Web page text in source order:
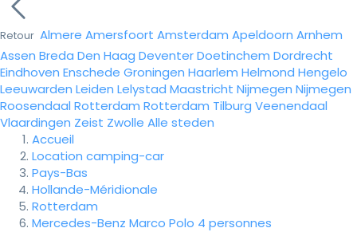
Retour Almere Amersfoort Amsterdam Apeldoorn Arnhem
Assen Breda Den Haag DeventerDoetinchem Dordrecht
Eindhoven Enschede Groningen Haarlem Helmond Hengelo
Leeuwarden Leiden Lelystad Maastricht Nijmegen Nijmegen
Roosendaal Rotterdam Rotterdam Tilburg Veenendaal
Vlaardingen Zeist Zwolle Alle steden
Accueil
Location camping-car
Pays-Bas
Hollande-Méridionale
Rotterdam
Mercedes-Benz Marco Polo 4 personnes